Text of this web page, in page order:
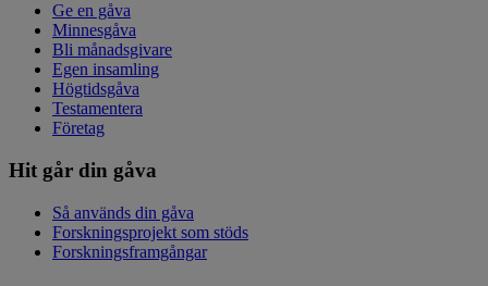
Ge en gåva
Minnesgåva
Bli månadsgivare
Egen insamling
Högtidsgåva
Testamentera
Företag
Hit går din gåva
Så används din gåva
Forskningsprojekt som stöds
Forskningsframgångar